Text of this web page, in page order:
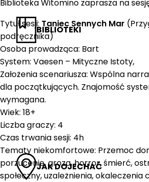
BIBLIOTEKI
JAK DOJECHAĆ
Biblioteka Witomino zaprasza na
Tytuł sesji: Taniec Sennych Mar
podręcznika)
Osoba prowadząca: Bart
System: Vaesen – Mityczne Istoty,
Założenia scenariusza: Wspólna
dla początkujących. Znajomość
wymagana.
Wiek: 18+
Liczba graczy: 4
Czas trwania sesji: 4h
Tematy niekomfortowe: Przemoc
porzucenie, groza, horror, śmierć,
społeczny, uzależnienia, okaleczenia